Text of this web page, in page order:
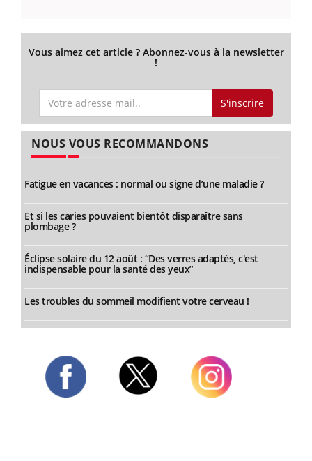
Vous aimez cet article ? Abonnez-vous à la newsletter
!
S'inscrire
NOUS VOUS RECOMMANDONS
Fatigue en vacances : normal ou signe d’une maladie ?
Et si les caries pouvaient bientôt disparaître sans
plombage ?
Éclipse solaire du 12 août : “Des verres adaptés, c'est
indispensable pour la santé des yeux”
Les troubles du sommeil modifient votre cerveau !